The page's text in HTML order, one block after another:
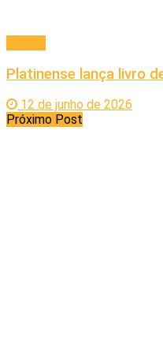
Platinense lança livro
12 de junho de 2026
Próximo Post